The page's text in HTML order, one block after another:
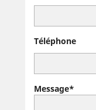
Téléphone
Message*